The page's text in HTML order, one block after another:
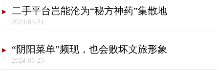
二手平台岂能沦为“秘方神药”集散地
2024-01-31
“阴阳菜单”频现，也会败坏文旅形象
2024-01-25